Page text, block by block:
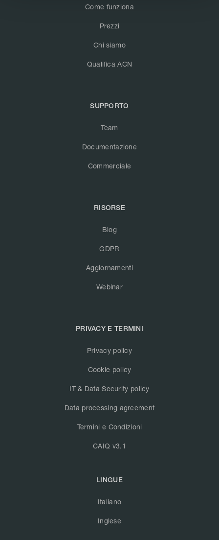
Come funziona
Prezzi
Chi siamo
Qualifica ACN
SUPPORTO
Team
Documentazione
Commerciale
RISORSE
Blog
GDPR
Aggiornamenti
Webinar
PRIVACY E TERMINI
Privacy policy
Cookie policy
IT & Data Security policy
Data processing agreement
Termini e Condizioni
CAIQ v3.1
LINGUE
Italiano
Inglese